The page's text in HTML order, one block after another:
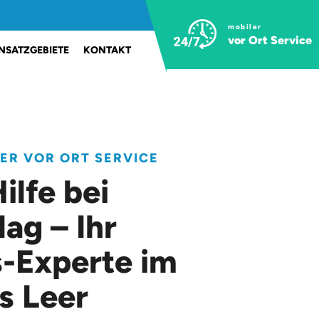
KONTAKT
mobiler
vor Ort Service
VOR ORT SERVICE
bei
– Ihr
Experte im
Leer